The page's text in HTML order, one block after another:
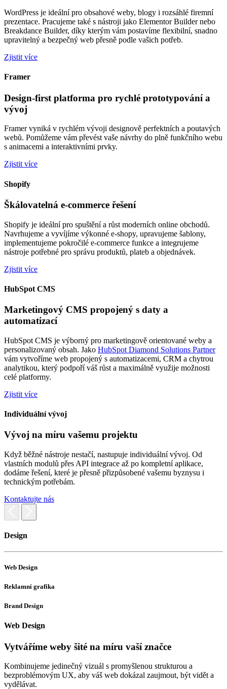
WordPress je ideální pro obsahové weby, blogy i rozsáhlé firemní
prezentace. Pracujeme také s nástroji jako Elementor Builder nebo
Breakdance Builder, díky kterým vám postavíme flexibilní, snadno
upravitelný a bezpečný web přesně podle vašich potřeb.
Zjistit více
Framer
Design-first platforma pro rychlé prototypování a
vývoj
Framer vyniká v rychlém vývoji designově perfektních a poutavých
webů. Pomůžeme vám převést vaše návrhy do plně funkčního webu
s animacemi a interaktivními prvky.
Zjistit více
Shopify
Škálovatelná e-commerce řešení
Shopify je ideální pro spuštění a růst moderních online obchodů.
Navrhujeme a vyvíjíme výkonné e-shopy, upravujeme šablony,
implementujeme pokročilé e-commerce funkce a integrujeme
nástroje potřebné pro správu produktů, plateb a objednávek.
Zjistit více
HubSpot CMS
Marketingový CMS propojený s daty a
automatizací
HubSpot CMS je výborný pro marketingově orientované weby a
personalizovaný obsah. Jako HubSpot Diamond Solutions Partner
vám vytvoříme web propojený s automatizacemi, CRM a chytrou
analytikou, který podpoří váš růst a maximálně využije možnosti
celé platformy.
Zjistit více
Individuální vývoj
Vývoj na míru vašemu projektu
Když běžné nástroje nestačí, nastupuje individuální vývoj. Od
vlastních modulů přes API integrace až po kompletní aplikace,
dodáme řešení, které je přesně přizpůsobené vašemu byznysu i
technickým potřebám.
Kontaktujte nás
Design
Web Design
Reklamní grafika
Brand Design
Web Design
Vytváříme weby šité na míru vaší značce
Kombinujeme jedinečný vizuál s promyšlenou strukturou a
bezproblémovým UX, aby váš web dokázal zaujmout, být vidět a
vydělávat.